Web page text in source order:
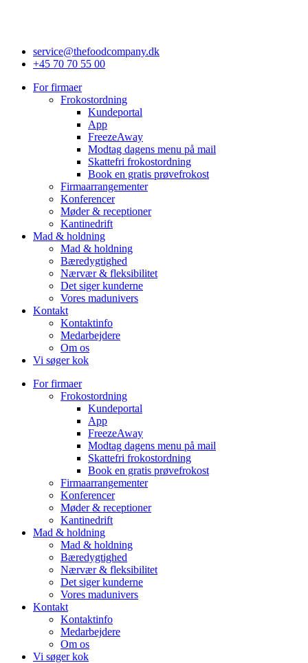
service@thefoodcompany.dk
+45 70 70 55 00
For firmaer
Frokostordning
Kundeportal
App
FreezeAway
Modtag dagens menu på mail
Skattefri frokostordning
Book en gratis prøvefrokost
Firmaarrangementer
Konferencer
Møder & receptioner
Kantinedrift
Mad & holdning
Mad & holdning
Bæredygtighed
Nærvær & fleksibilitet
Det siger kunderne
Vores madunivers
Kontakt
Kontaktinfo
Medarbejdere
Om os
Vi søger kok
For firmaer
Frokostordning
Kundeportal
App
FreezeAway
Modtag dagens menu på mail
Skattefri frokostordning
Book en gratis prøvefrokost
Firmaarrangementer
Konferencer
Møder & receptioner
Kantinedrift
Mad & holdning
Mad & holdning
Bæredygtighed
Nærvær & fleksibilitet
Det siger kunderne
Vores madunivers
Kontakt
Kontaktinfo
Medarbejdere
Om os
Vi søger kok